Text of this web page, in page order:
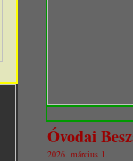
Óvodai
2026. március 1.